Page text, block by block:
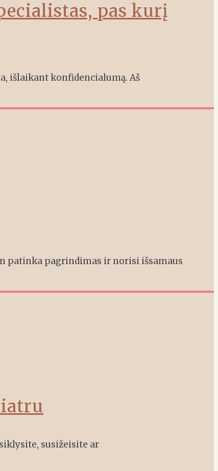
pas kurį
išlaikant konfidencialumą. Aš
patinka pagrindimas ir norisi išsamaus
susižeisite ar